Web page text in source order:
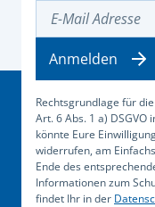
Rechtsgrundlage für
Art. 6 Abs. 1 a)
könnte Eure
widerrufen, am
Ende des
Informationen zum
findet Ihr in der
Anmelden